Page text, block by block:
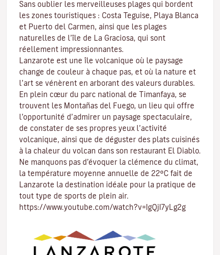
Sans oublier les merveilleuses plages qui bordent
les zones touristiques : Costa Teguise, Playa Blanca
et Puerto del Carmen, ainsi que les plages
naturelles de l’île de La Graciosa, qui sont
réellement impressionnantes.
Lanzarote est une île volcanique où le paysage
change de couleur à chaque pas, et où la nature et
l’art se vénèrent en arborant des valeurs durables.
En plein cœur du parc national de Timanfaya, se
trouvent les Montañas del Fuego, un lieu qui offre
l’opportunité d’admirer un paysage spectaculaire,
de constater de ses propres yeux l’activité
volcanique, ainsi que de déguster des plats cuisinés
à la chaleur du volcan dans son restaurant El Diablo.
Ne manquons pas d’évoquer la clémence du climat,
la température moyenne annuelle de 22ºC fait de
Lanzarote la destination idéale pour la pratique de
tout type de sports de plein air.
https://www.youtube.com/watch?v=IgQjI7yLg2g